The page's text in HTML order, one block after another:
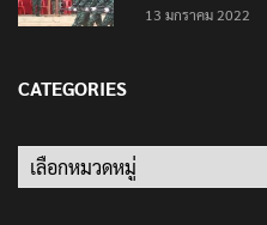
13 มกราคม 2022
CATEGORIES
Categories